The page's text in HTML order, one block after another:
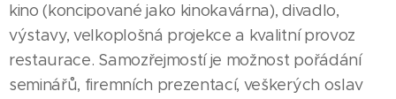
kino (koncipované jako kinokavárna), divadlo,
výstavy, velkoplošná projekce a kvalitní provoz
restaurace. Samozřejmostí je možnost pořádání
seminářů, firemních prezentací, veškerých oslav